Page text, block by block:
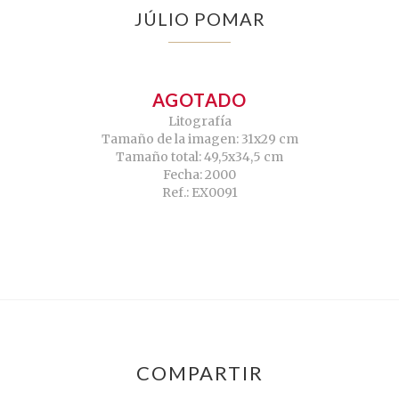
JÚLIO POMAR
AGOTADO
Litografía
Tamaño de la imagen: 31x29 cm
Tamaño total: 49,5x34,5 cm
Fecha: 2000
Ref.: EX0091
COMPARTIR